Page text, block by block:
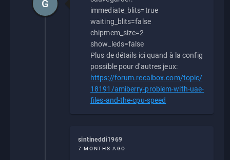
immediate_blits=true
waiting_blits=false
chipmem_size=2
show_leds=false
Plus de détails ici quand à la config
possible pour d'autres jeux:
https://forum.recalbox.com/topic/
18191/amiberry-problem-with-uae-
files-and-the-cpu-speed
G
sintineddi1969
7 MONTHS AGO